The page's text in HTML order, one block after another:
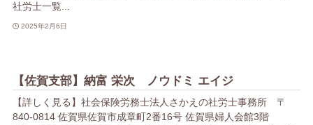
社労士一覧...
2025年2月6日
【佐賀支部】納富 栄次 ノウドミ エイジ
【詳しく見る】社会保険労務士法人さかえの社労士事務所 〒
840-0814 佐賀県佐賀市成章町2番16号 佐賀県婦人会館3階